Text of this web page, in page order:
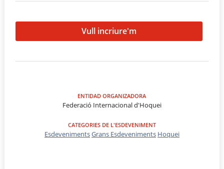
Vull incriure'm
ENTIDAD ORGANIZADORA
Federació Internacional d'Hoquei
CATEGORIES DE L'ESDEVENIMENT
EsdevenimentsGrans Esdeveniments Hoquei